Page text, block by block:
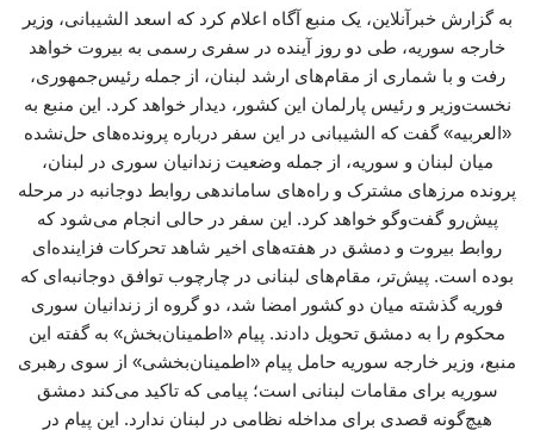
به گزارش خبرآنلاین، یک منبع آگاه اعلام کرد که اسعد الشیبانی، وزیر
خارجه سوریه، طی دو روز آینده در سفری رسمی به بیروت خواهد
رفت و با شماری از مقام‌های ارشد لبنان، از جمله رئیس‌جمهوری،
نخست‌وزیر و رئیس پارلمان این کشور، دیدار خواهد کرد. این منبع به
«العربیه» گفت که الشیبانی در این سفر درباره پرونده‌های حل‌نشده
میان لبنان و سوریه، از جمله وضعیت زندانیان سوری در لبنان،
پرونده مرزهای مشترک و راه‌های ساماندهی روابط دوجانبه در مرحله
پیش‌رو گفت‌وگو خواهد کرد. این سفر در حالی انجام می‌شود که
روابط بیروت و دمشق در هفته‌های اخیر شاهد تحرکات فزاینده‌ای
بوده است. پیش‌تر، مقام‌های لبنانی در چارچوب توافق دوجانبه‌ای که
فوریه گذشته میان دو کشور امضا شد، دو گروه از زندانیان سوری
محکوم را به دمشق تحویل دادند. پیام «اطمینان‌بخش» به گفته این
منبع، وزیر خارجه سوریه حامل پیام «اطمینان‌بخشی» از سوی رهبری
سوریه برای مقامات لبنانی است؛ پیامی که تاکید می‌کند دمشق
هیچ‌گونه قصدی برای مداخله نظامی در لبنان ندارد. این پیام در